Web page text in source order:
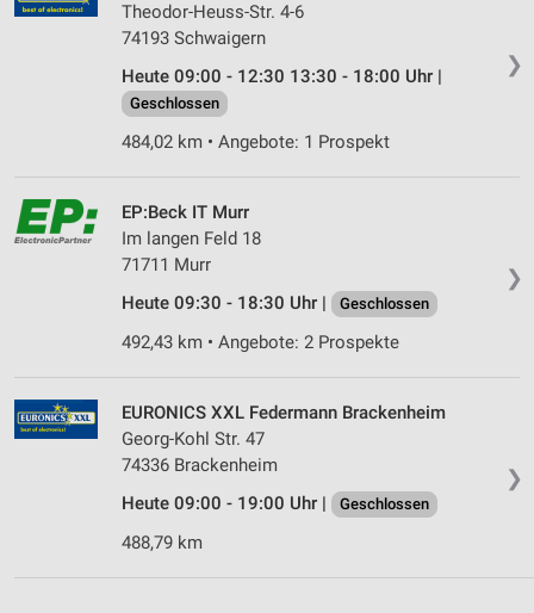
❯
Theodor-Heuss-Str. 4-6
74193 Schwaigern
Heute 09:00 - 12:30 13:30 - 18:00 Uhr |
Geschlossen
484,02 km • Angebote: 1 Prospekt
❯
EP:Beck IT Murr
Im langen Feld 18
71711 Murr
Heute 09:30 - 18:30 Uhr |
Geschlossen
492,43 km • Angebote: 2 Prospekte
❯
EURONICS XXL Federmann Brackenheim
Georg-Kohl Str. 47
74336 Brackenheim
Heute 09:00 - 19:00 Uhr |
Geschlossen
488,79 km
Erstellung von Profilen zur Personalisierung
von Inhalten
Verwendung von Profilen zur Auswahl
personalisierter Inhalte
Messung der Performance von Inhalten
Analyse von Zielgruppen durch Statistiken oder
Entwicklung und Verbesserung der Angebote
Verwendung reduzierter Daten zur Auswahl von
Inhalten
IAB-Besonderheiten:
Verwendung genauer Standortdaten
Geräte anhand von aktiv angeforderten